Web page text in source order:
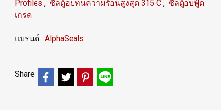
Profiles , ซีลตู้อบทนความร้อนสูงสุด 315 C , ซีลตู้อบฟู้ด
เกรด
แบรนด์ : AlphaSeals
Share